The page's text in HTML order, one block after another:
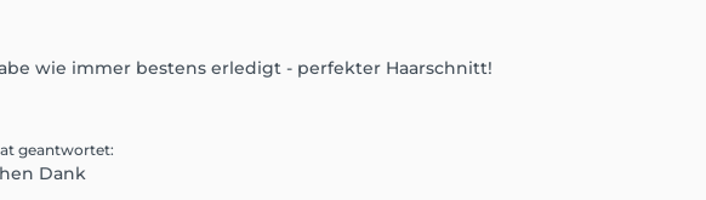
wie immer bestens erledigt - perfekter Haarschnitt!
geantwortet:
Dank